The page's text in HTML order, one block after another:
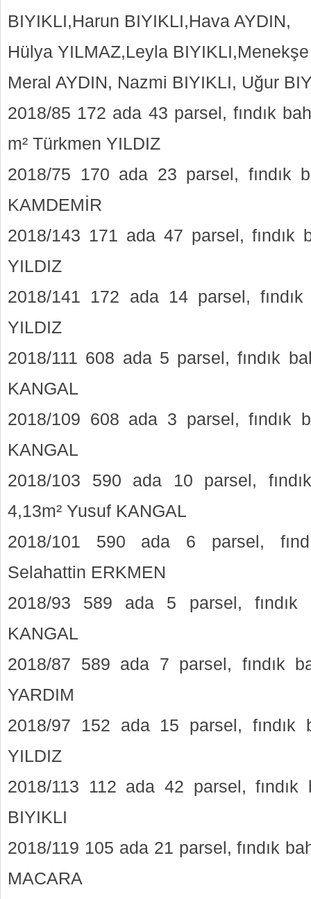
BIYIKLI,Harun BIYIKLI,Hava AYDIN,
Hülya YILMAZ,Leyla
Meral AYDIN, Nazmi BIYIKLI, Uğur
2018/85 172 ada 43 parsel, fındık
m² Türkmen YILDIZ
2018/75 170 ada 23 parsel, fındık
KAMDEMİR
2018/143 171 ada 47 parsel, fındık
YILDIZ
2018/141 172 ada 14 parsel,
YILDIZ
2018/111 608 ada 5 parsel, fındık
KANGAL
2018/109 608 ada 3 parsel, fındık
KANGAL
2018/103 590 ada 10 parsel,
4,13m² Yusuf KANGAL
2018/101 590 ada 6 parsel,
Selahattin ERKMEN
2018/93 589 ada 5 parsel, fındık
KANGAL
2018/87 589 ada 7 parsel, fındık
YARDIM
2018/97 152 ada 15 parsel, fındık
YILDIZ
2018/113 112 ada 42 parsel, fındık
BIYIKLI
2018/119 105 ada 21 parsel, fındık
MACARA